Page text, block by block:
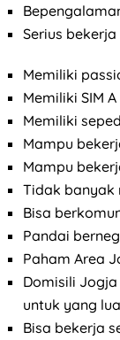
Serius
Memiliki
Memiliki SIM
Memiliki
Mampu
Mampu
Tidak banyak
Bisa
Pandai
Paham Area
Domisili
untuk yang
Bisa bekerja